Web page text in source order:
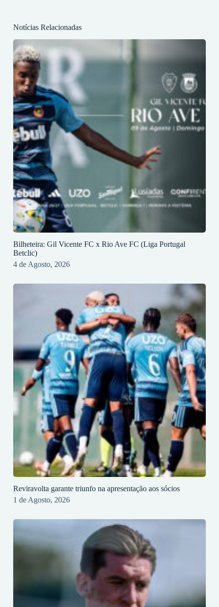
Notícias Relacionadas
Bilheteira: Gil Vicente FC x Rio Ave FC (Liga Portugal
Betclic)
4 de Agosto, 2026
Reviravolta garante triunfo na apresentação aos sócios
1 de Agosto, 2026